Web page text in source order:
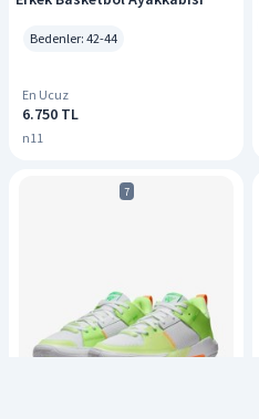
Bedenler: 42-44
En Ucuz
6.750 TL
n11
7